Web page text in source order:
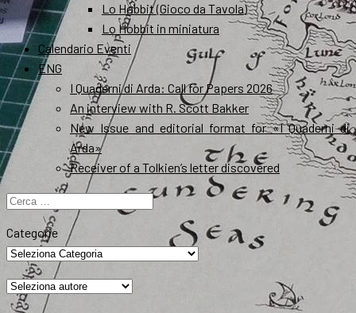
Lo Hobbit (Gioco da Tavola)
Lo Hobbit in miniatura
Calendario Eventi
ENG
I Quaderni di Arda: Call for Papers 2026
An interview with R. Scott Bakker
New Issue and editorial format for «I Quaderni di
Arda»
Receiver of a Tolkien’s letter discovered
Ricerca
Categorie